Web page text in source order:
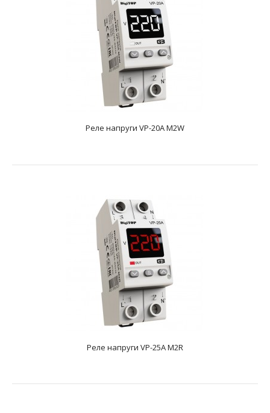
Реле напруги VP-20A M2R
text_zero
Номінальний струм навантаження20AМаксимальний
допустимий струм навантаження25AВимірювана
напруга50-4..
Реле напруги VP-20A M2W
text_zero
Реле напруги VP-20A M2W
Реле напруги VP-25A M2R